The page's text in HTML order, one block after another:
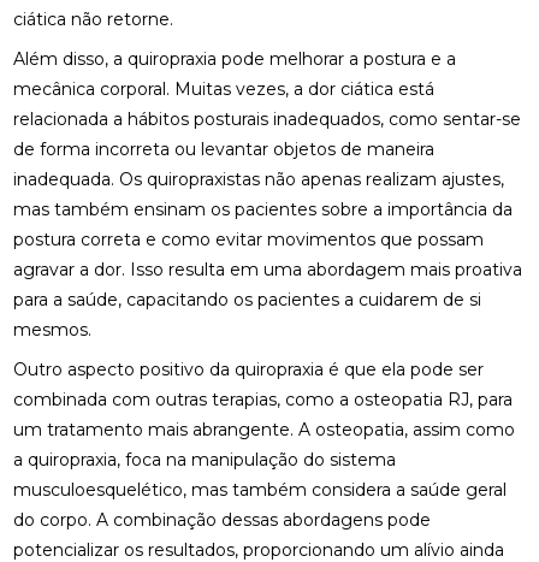
ciática não retorne.
Além disso, a quiropraxia pode melhorar a postura e a
mecânica corporal. Muitas vezes, a dor ciática está
relacionada a hábitos posturais inadequados, como sentar-se
de forma incorreta ou levantar objetos de maneira
inadequada. Os quiropraxistas não apenas realizam ajustes,
mas também ensinam os pacientes sobre a importância da
postura correta e como evitar movimentos que possam
agravar a dor. Isso resulta em uma abordagem mais proativa
para a saúde, capacitando os pacientes a cuidarem de si
mesmos.
Outro aspecto positivo da quiropraxia é que ela pode ser
combinada com outras terapias, como a osteopatia RJ, para
um tratamento mais abrangente. A osteopatia, assim como
a quiropraxia, foca na manipulação do sistema
musculoesquelético, mas também considera a saúde geral
do corpo. A combinação dessas abordagens pode
potencializar os resultados, proporcionando um alívio ainda
BENEFÍCIOS DA QUIROPRAXIA EM NITERÓI
BENEFÍCIOS DA QUIROPRAXIA NA FISIOTERAPIA
BENEFÍCIOS DA QUIROPRAXIA PARA A SAÚDE
BENEFÍCIOS DA QUIROPRAXIA PARA ALIVIAR O
NERVO CIÁTICO
COMO FUNCIONA
BENEFÍCIOS DA QUIROPRAXIA PARA O NERVO
BENEFÍCIOS DA QUIROPRAXIA PARA SUA SAÚDE
BENEFÍCIOS DAS PALMILHAS PARA JOANETE
MELHOR PARA SUAS NECESSIDADES